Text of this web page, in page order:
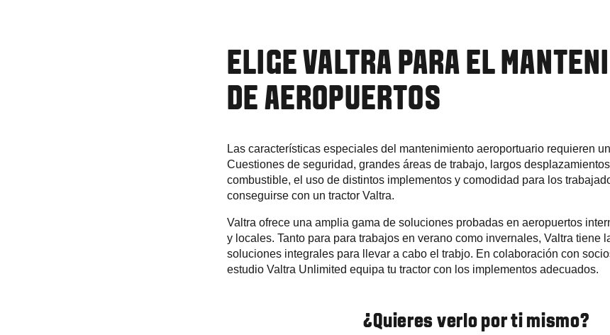
ELIGE VALTRA PARA EL
DE AEROPUERTOS
Las características especiales del mantenimiento aeroportuario requieren
Cuestiones de seguridad, grandes áreas de trabajo, largos
combustible, el uso de distintos implementos y comodidad para los
conseguirse con un tractor Valtra.
Valtra ofrece una amplia gama de soluciones probadas en aeropuertos
y locales. Tanto para para trabajos en verano como invernales, Valtra tiene
soluciones integrales para llevar a cabo el trabjo. En colaboración con
estudio Valtra Unlimited equipa tu tractor con los implementos adecuados.
¿Quieres verlo por ti mismo?